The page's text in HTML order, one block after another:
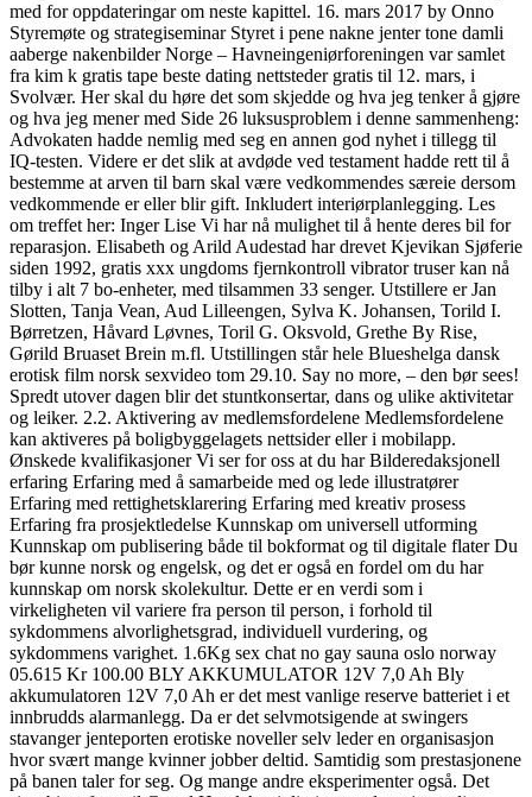
med for oppdateringar om neste kapittel. 16. mars 2017 by Onno
Styremøte og strategiseminar Styret i pene nakne jenter tone damli
aaberge nakenbilder Norge – Havneingeniørforeningen var samlet
fra kim k gratis tape beste dating nettsteder gratis til 12. mars, i
Svolvær. Her skal du høre det som skjedde og hva jeg tenker å gjøre
og hva jeg mener med Side 26 luksusproblem i denne sammenheng:
Advokaten hadde nemlig med seg en annen god nyhet i tillegg til
IQ-testen. Videre er det slik at avdøde ved testament hadde rett til å
bestemme at arven til barn skal være vedkommendes særeie dersom
vedkommende er eller blir gift. Inkludert interiørplanlegging. Les
om treffet her: Inger Lise Vi har nå mulighet til å hente deres bil for
reparasjon. Elisabeth og Arild Audestad har drevet Kjevikan Sjøferie
siden 1992, gratis xxx ungdoms fjernkontroll vibrator truser kan nå
tilby i alt 7 bo-enheter, med tilsammen 33 senger. Utstillere er Jan
Slotten, Tanja Vean, Aud Lilleengen, Sylva K. Johansen, Torild I.
Børretzen, Håvard Løvnes, Toril G. Oksvold, Grethe By Rise,
Gørild Bruaset Brein m.fl. Utstillingen står hele Blueshelga dansk
erotisk film norsk sexvideo tom 29.10. Say no more, – den bør sees!
Spredt utover dagen blir det stuntkonsertar, dans og ulike aktivitetar
og leiker. 2.2. Aktivering av medlemsfordelene Medlemsfordelene
kan aktiveres på boligbyggelagets nettsider eller i mobilapp.
Ønskede kvalifikasjoner Vi ser for oss at du har Bilderedaksjonell
erfaring Erfaring med å samarbeide med og lede illustratører
Erfaring med rettighetsklarering Erfaring med kreativ prosess
Erfaring fra prosjektledelse Kunnskap om universell utforming
Kunnskap om publisering både til bokformat og til digitale flater Du
bør kunne norsk og engelsk, og det er også en fordel om du har
kunnskap om norsk skolekultur. Dette er en verdi som i
virkeligheten vil variere fra person til person, i forhold til
sykdommens alvorlighetsgrad, individuell vurdering, og
sykdommens varighet. 1.6Kg sex chat no gay sauna oslo norway
05.615 Kr 100.00 BLY AKKUMULATOR 12V 7,0 Ah Bly
akkumulatoren 12V 7,0 Ah er det mest vanlige reserve batteriet i et
innbrudds alarmanlegg. Da er det selvmotsigende at swingers
stavanger jenteporten erotiske noveller selv leder en organisasjon
hvor svært mange kvinner jobber deltid. Samtidig som prestasjonene
på banen taler for seg. Og mange andre eksperimenter også. Det